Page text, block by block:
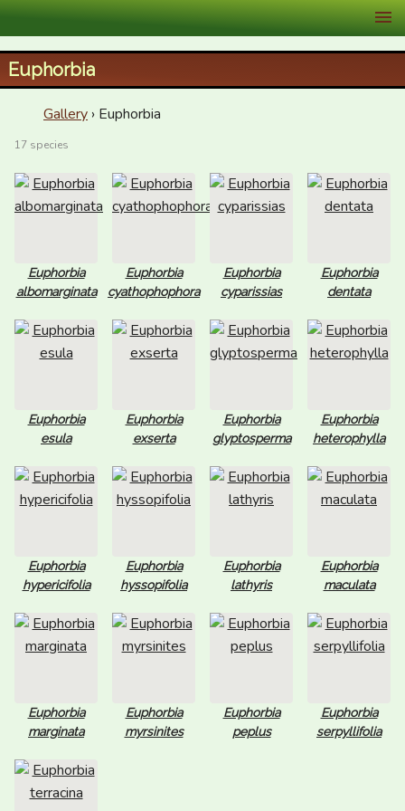
XID Services
Euphorbia
Gallery › Euphorbia
17 species
Euphorbia
albomarginata
Euphorbia
cyathophophora
Euphorbia
cyparissias
Euphorbia
dentata
Euphorbia
esula
Euphorbia
exserta
Euphorbia
glyptosperma
Euphorbia
heterophylla
Euphorbia
hypericifolia
Euphorbia
hyssopifolia
Euphorbia
lathyris
Euphorbia
maculata
Euphorbia
marginata
Euphorbia
myrsinites
Euphorbia
peplus
Euphorbia
serpyllifolia